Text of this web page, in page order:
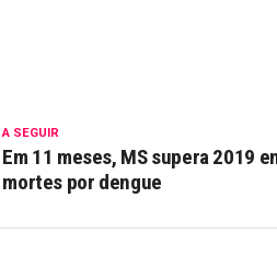
A SEGUIR
Em 11 meses, MS supera 2019
mortes por dengue